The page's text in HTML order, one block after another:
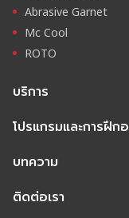
Abrasive Garnet
Mc Cool
ROTO
บริการ
โปรแกรมและการฝึก
บทความ
ติดต่อเรา